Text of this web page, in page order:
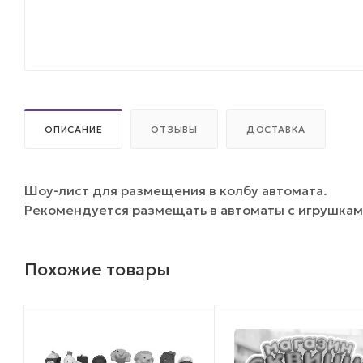
ОПИСАНИЕ ОТЗЫВЫ ДОСТАВКА
Шоу-лист для размещения в колбу автомата.
Рекомендуется размещать в автоматы с
Похожие товары